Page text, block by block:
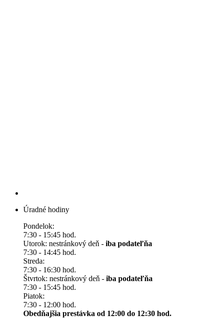
Úradné hodiny
Pondelok:
7:30 - 15:45 hod.
Utorok: nestránkový deň - iba podateľňa
7:30 - 14:45 hod.
Streda:
7:30 - 16:30 hod.
Štvrtok: nestránkový deň - iba podateľňa
7:30 - 15:45 hod.
Piatok:
7:30 - 12:00 hod.
Obedňajšia prestávka od 12:00 do 12:30 hod.